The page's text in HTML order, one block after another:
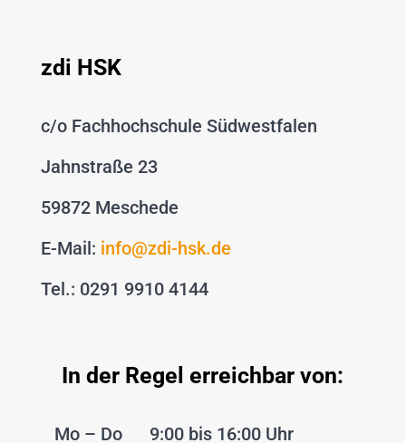
zdi HSK
c/o Fachhochschule Südwestfalen
Jahnstraße 23
59872 Meschede
E-Mail: info@zdi-hsk.de
Tel.: 0291 9910 4144
In der Regel erreichbar von:
Mo – Do 9:00 bis 16:00 Uhr